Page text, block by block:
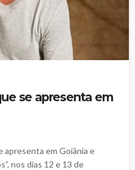
se apresenta em
apresenta em Goiânia e
nos dias 12 e 13 de